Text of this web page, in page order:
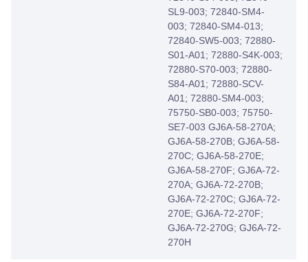
SL9-003; 72840-SM4-
003; 72840-SM4-013;
72840-SW5-003; 72880-
S01-A01; 72880-S4K-003;
72880-S70-003; 72880-
S84-A01; 72880-SCV-
A01; 72880-SM4-003;
75750-SB0-003; 75750-
SE7-003 GJ6A-58-270A;
GJ6A-58-270B; GJ6A-58-
270C; GJ6A-58-270E;
GJ6A-58-270F; GJ6A-72-
270A; GJ6A-72-270B;
GJ6A-72-270C; GJ6A-72-
270E; GJ6A-72-270F;
GJ6A-72-270G; GJ6A-72-
270H